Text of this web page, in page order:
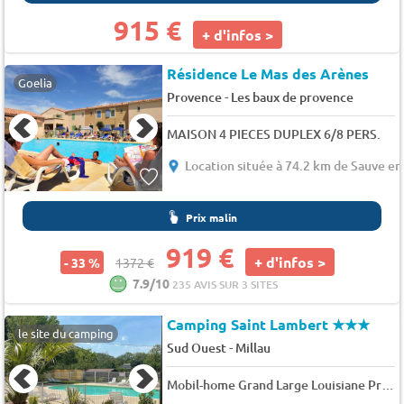
915 € + d'infos >
Goelia Résidence Le Mas des Arènes
Provence- Les baux de provence
MAISON 4 PIECES DUPLEX 6/8 PERS.
Location située à 74.2 km de Sauve
Prix malin
- 33 % 1372 € 919 € + d'infos >
7.9/10 235 AVIS SUR 3 SITES
le site du camping Camping Saint Lambert★★★
Sud Ouest- Millau
Mobil-home Grand Large Louisiane Premium 34 m² 3 chambres - terrasse couverte + TV + LV + Plancha 6 pers.